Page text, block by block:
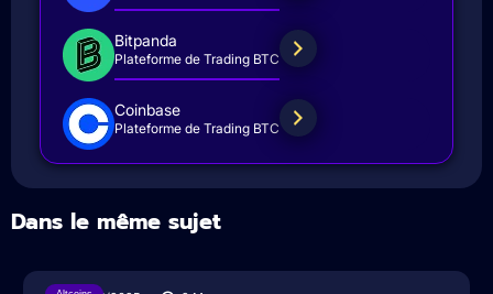
Bitpanda
Plateforme de Trading BTC
Coinbase
Plateforme de Trading BTC
Dans le même sujet